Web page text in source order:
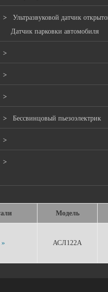
> Ультразвуковой датчик
Датчик парковки автомобиля
>
>
>
> Бессвинцовый пьезоэлектрик
>
>
Модель
» АСЛ122А